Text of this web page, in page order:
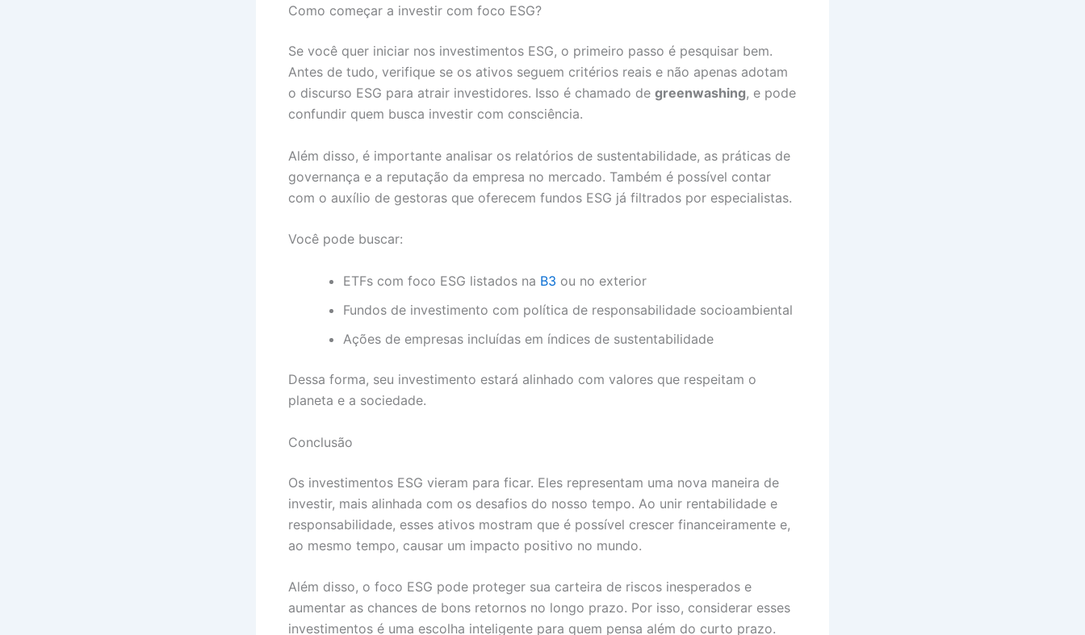
Como começar a investir com foco ESG?
Se você quer iniciar nos investimentos ESG, o primeiro passo é pesquisar bem.
Antes de tudo, verifique se os ativos seguem critérios reais e não apenas adotam
o discurso ESG para atrair investidores. Isso é chamado de greenwashing, e pode
confundir quem busca investir com consciência.
Além disso, é importante analisar os relatórios de sustentabilidade, as práticas de
governança e a reputação da empresa no mercado. Também é possível contar
com o auxílio de gestoras que oferecem fundos ESG já filtrados por especialistas.
Você pode buscar:
ETFs com foco ESG listados na B3 ou no exterior
Fundos de investimento com política de responsabilidade socioambiental
Ações de empresas incluídas em índices de sustentabilidade
Dessa forma, seu investimento estará alinhado com valores que respeitam o
planeta e a sociedade.
Conclusão
Os investimentos ESG vieram para ficar. Eles representam uma nova maneira de
investir, mais alinhada com os desafios do nosso tempo. Ao unir rentabilidade e
responsabilidade, esses ativos mostram que é possível crescer financeiramente e,
ao mesmo tempo, causar um impacto positivo no mundo.
Além disso, o foco ESG pode proteger sua carteira de riscos inesperados e
aumentar as chances de bons retornos no longo prazo. Por isso, considerar esses
investimentos é uma escolha inteligente para quem pensa além do curto prazo.